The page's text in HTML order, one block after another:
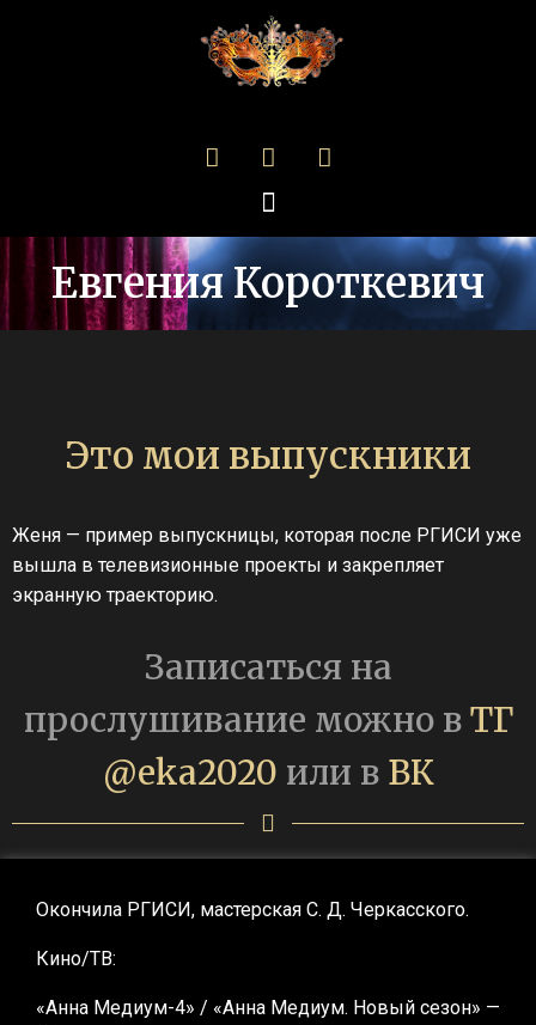
Евгения Короткевич
Это мои выпускники
Женя — пример выпускницы, которая после РГИСИ уже
вышла в телевизионные проекты и закрепляет
экранную траекторию.
Записаться на
прослушивание можно вТГ
@eka2020 или в ВК
Окончила РГИСИ, мастерская С. Д. Черкасского.
Кино/ТВ:
«Анна Медиум-4» / «Анна Медиум. Новый сезон» —